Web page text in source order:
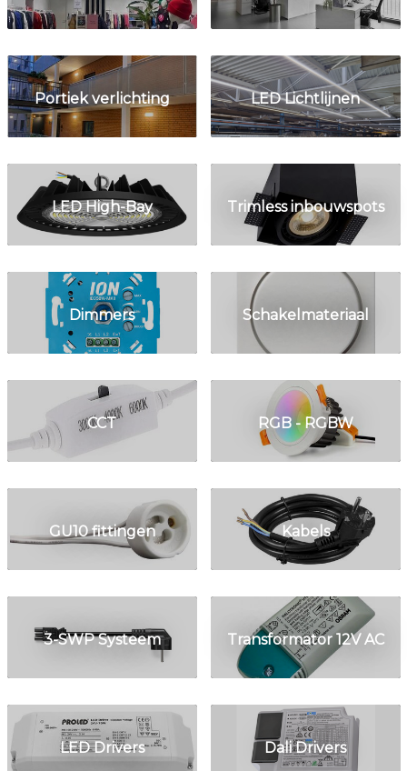
Portiek verlichting LED Lichtlijnen
LED High-Bay Trimless inbouwspots
Dimmers Schakelmateriaal
CCT RGB - RGBW
GU10 fittingen Kabels
3-SWP Systeem Transformator 12V AC
LED Drivers Dali Drivers